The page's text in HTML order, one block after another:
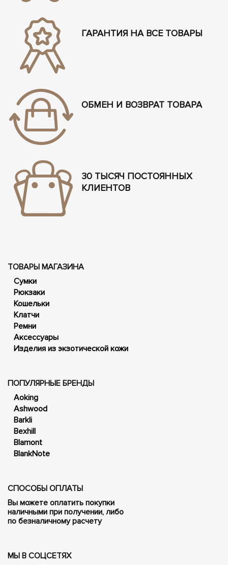
ГАРАНТИЯ НА ВСЕ ТОВАРЫ
ОБМЕН И ВОЗВРАТ ТОВАРА
30 ТЫСЯЧ ПОСТОЯННЫХ
КЛИЕНТОВ
ТОВАРЫ МАГАЗИНА
Сумки
Рюкзаки
Кошельки
Клатчи
Ремни
Аксессуары
Изделия из экзотической кожи
ПОПУЛЯРНЫЕ БРЕНДЫ
Aoking
Ashwood
Barkli
Bexhill
Blamont
BlankNote
СПОСОБЫ ОПЛАТЫ
Вы можете оплатить покупки
наличными при получении, либо
по безналичному расчету
МЫ В СОЦСЕТЯХ